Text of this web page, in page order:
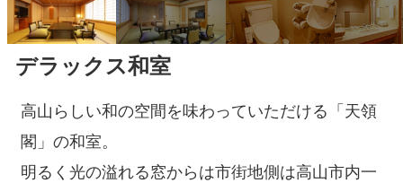
コンフォートツイン
デラックス和室
高山らしい和の空間を味わっていただける「天領
閣」の和室。
明るく光の溢れる窓からは市街地側は高山市内一